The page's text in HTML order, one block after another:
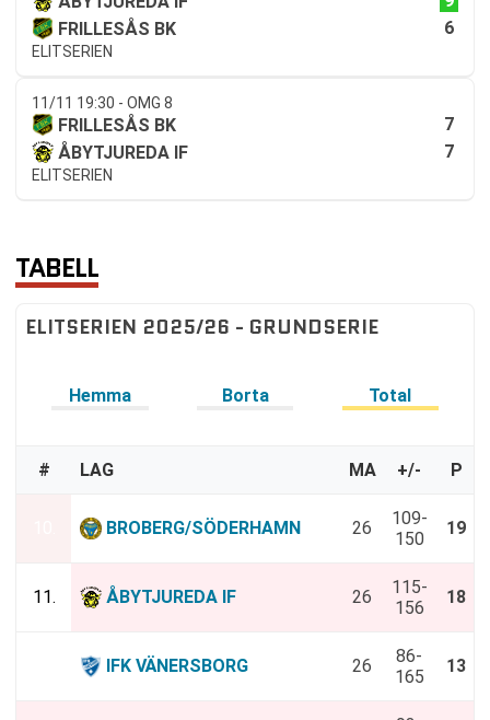
FRILLESÅS BK
6
ELITSERIEN
11/11 19:30 - OMG 8
FRILLESÅS BK
7
ÅBYTJUREDA IF
7
ELITSERIEN
TABELL
ELITSERIEN 2025/26 - GRUNDSERIE
Hemma Borta Total
# LAG MA +/- P
BROBERG/SÖDERHAMN 26
109-
150
19
11. ÅBYTJUREDA IF 26
115-
156
18
IFK VÄNERSBORG 26
86-
165
13